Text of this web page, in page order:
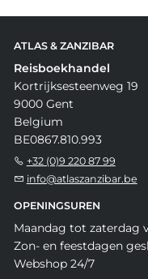
ATLAS & ZANZIBAR
Reisboekhandel
Kortrijksesteenweg 19
9000 Gent
Belgium
BE0867.810.993
+32 (0)9 220 87 99
info@atlaszanzibar.be
OPENINGSUREN
Maandag tot zaterdag
Zon- en feestdagen
Webshop 24/7